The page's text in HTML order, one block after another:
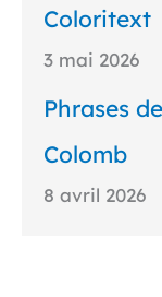
Coloritext
3 mai 2026
Phrases
Colomb
8 avril 2026